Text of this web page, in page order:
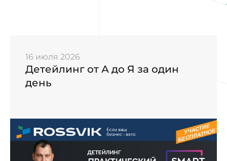
16 июля 2026
Детейлинг от А до Я за один
день